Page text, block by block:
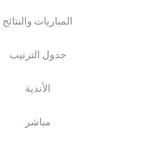
المباريات والنتائج
جدول الترتيب
الأندية
مباشر